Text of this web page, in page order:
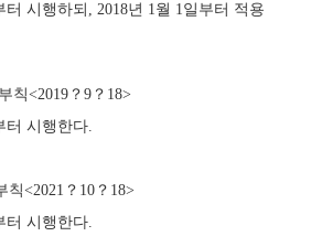
시행하되 , 2018년 1월 1일부터 적용
부칙<2019？ 9？ 18>
터 시행한다.
칙<2021 ？ 10 ？ 18>
터 시행한다.